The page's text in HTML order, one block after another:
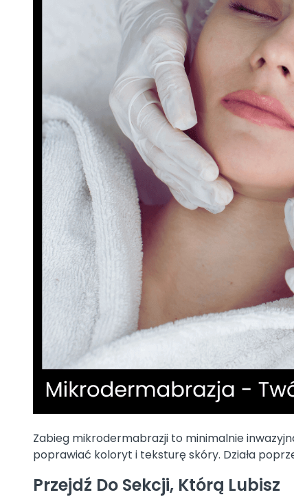
Zabieg mikrodermabrazji to minimalnie
poprawiać koloryt i teksturę skóry. Działa
Przejdź Do Sekcji, Którą Lubisz